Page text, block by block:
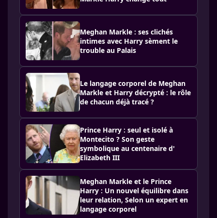
Meghan Markle : ses clichés
intimes avec Harry sèment le
trouble au Palais
Le langage corporel de Meghan
Markle et Harry décrypté : le rôle
de chacun déjà tracé ?
Prince Harry : seul et isolé à
Montecito ? Son geste
symbolique au centenaire d'
Elizabeth III
Meghan Markle et le Prince
Harry : Un nouvel équilibre dans
leur relation, Selon un expert en
langage corporel